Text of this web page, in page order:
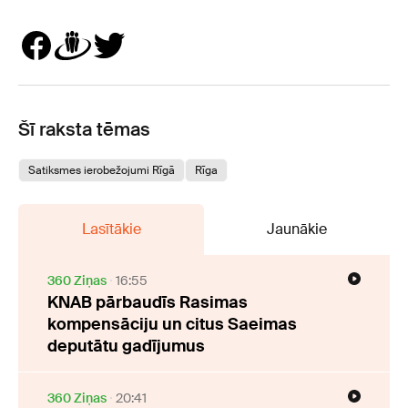
Šī raksta tēmas
Satiksmes ierobežojumi Rīgā Rīga
Lasītākie Jaunākie
360 Ziņas 16:55
KNAB pārbaudīs Rasimas
kompensāciju un citus Saeimas
deputātu gadījumus
360 Ziņas 20:41